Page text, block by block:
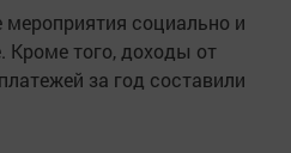
социально и
Кроме того, доходы от
за год составили